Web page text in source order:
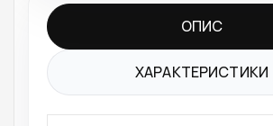
ОПИС
ХАРАКТЕРИСТИКИ